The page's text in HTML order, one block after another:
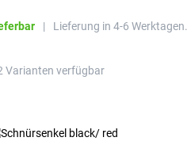
| Lieferung in 4-6 Werktagen.
Varianten verfügbar